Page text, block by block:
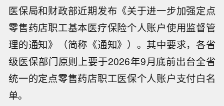
医保局和财政部近期发布《关于进一步加强定点
零售药店职工基本医疗保险个人账户使用监督管
理的通知》（简称《通知》）。其中要求，各省
级医保部门原则上要于2026年9月底前出台全省
统一的定点零售药店职工医保个人账户支付白名
单。